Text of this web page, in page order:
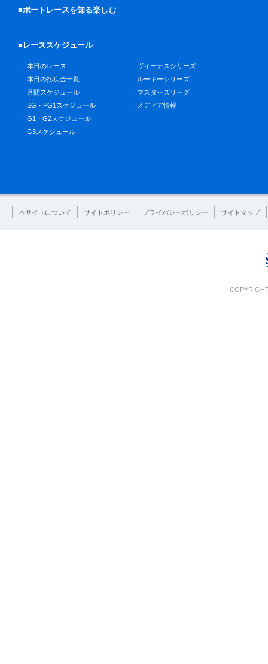
■ボートレースを知る楽しむ
■レーススケジュール
本日のレース
本日の払戻金一覧
月間スケジュール
SG・PG1スケジュール
G1・G2スケジュール
G3スケジュール
ヴィーナスシリーズ
ルーキーシリーズ
マスターズリーグ
メディア情報
本サイトについて サイトポリシー プライバシーポリシー サイトマップ